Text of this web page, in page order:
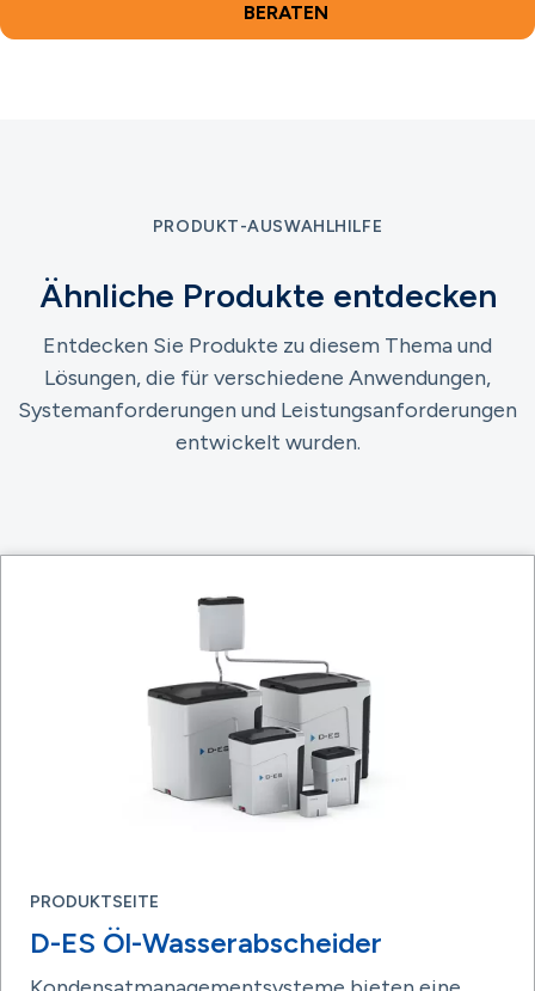
BERATEN
PRODUKT-AUSWAHLHILFE
Ähnliche Produkte entdecken
Entdecken Sie Produkte zu diesem Thema und
Lösungen, die für verschiedene Anwendungen,
Systemanforderungen und Leistungsanforderungen
entwickelt wurden.
PRODUKTSEITE
D-ES Öl-Wasserabscheider